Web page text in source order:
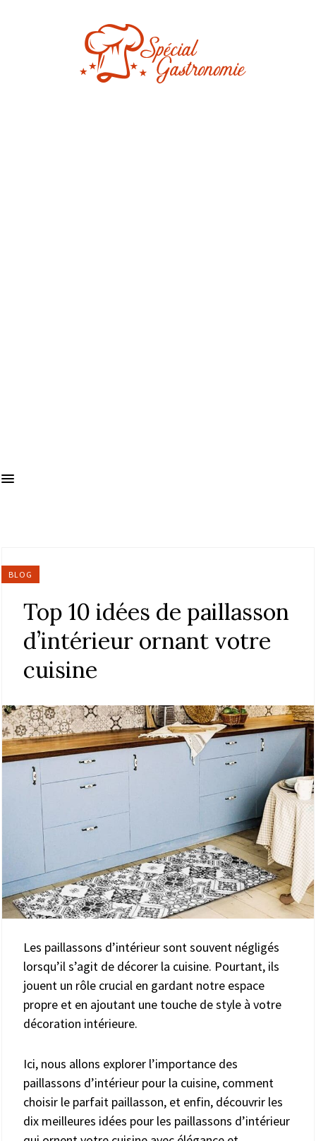
BLOG
Top 10 idées de paillasson
d’intérieur ornant votre
cuisine
Les paillassons d’intérieur sont souvent négligés
lorsqu’il s’agit de décorer la cuisine. Pourtant, ils
jouent un rôle crucial en gardant notre espace
propre et en ajoutant une touche de style à votre
décoration intérieure.
Ici, nous allons explorer l’importance des
paillassons d’intérieur pour la cuisine, comment
choisir le parfait paillasson, et enfin, découvrir les
dix meilleures idées pour les paillassons d’intérieur